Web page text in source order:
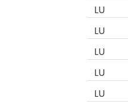
LU
LU
LU
LU
LU